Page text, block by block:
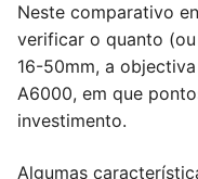
Neste comparativo
verificar o quanto
16-50mm, a
A6000, em que
investimento.
Algumas